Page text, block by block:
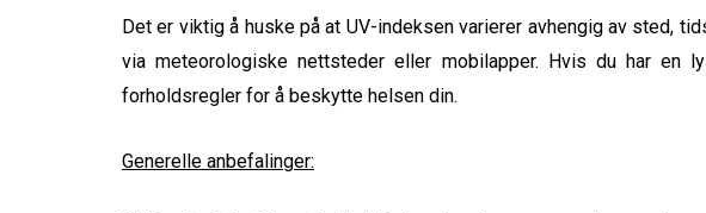
Det er viktig å huske på at UV-indeksen varierer avhengig av sted,
via meteorologiske nettsteder eller mobilapper. Hvis du har en
forholdsregler for å beskytte helsen din.
Generelle anbefalinger: